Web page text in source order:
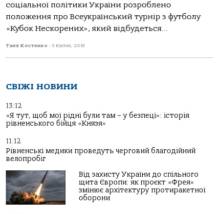
соціальної політики України розроблено
положення про Всеукраїнський турнір з футболу
«Кубок Нескорених», який відбудеться...
Таня Костенко - 5 Квітня, 2018
СВІЖІ НОВИНИ
13:12
«Я тут, щоб мої рідні були там – у безпеці»: історія
рівненського бійця «Князя»
11:12
Рівненські медики проведуть черговий благодійний
велопробіг
Від захисту України до спільного
щита Європи: як проєкт «Фрея»
змінює архітектуру протиракетної
оборони